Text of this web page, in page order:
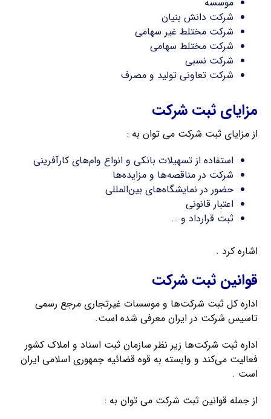
شرکت دانش بنیان
شرکت مختلط غیر سهامی
شرکت مختلط سهامی
شرکت نسبی
شرکت تعاونی تولید و مصرف
مزایای ثبت شرکت
از مزایای ثبت شرکت می توان به :
استفاده از تسهیلات بانکی و انواع وام‌های کارآفرینی
شرکت در مناقصه‌ها و مزایده‌ها
حضور در نمایشگاه‌های بین‌المللی
اعتبار قانونی
ثبت قرارداد و …
اشاره کرد .
قوانین ثبت شرکت
اداره کل ثبت شرکت‌ها و موسسات غیرتجاری مرجع رسمی
تاسیس شرکت در ایران معرفی شده است.
اداره ثبت شرکت‌ها زیر نظر سازمان ثبت اسناد و املاک کشور
فعالیت می‌کند و وابسته به قوه قضائیه جمهوری اسلامی ایران
است .
از جمله قوانین ثبت شرکت می توان به :